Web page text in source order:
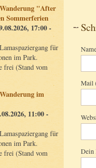
"After
Sommerferien
17:00 -
für
im Park.
frei (Stand vom
im
11:00 -
für
im Park.
frei (Stand vom
Mail
Dein